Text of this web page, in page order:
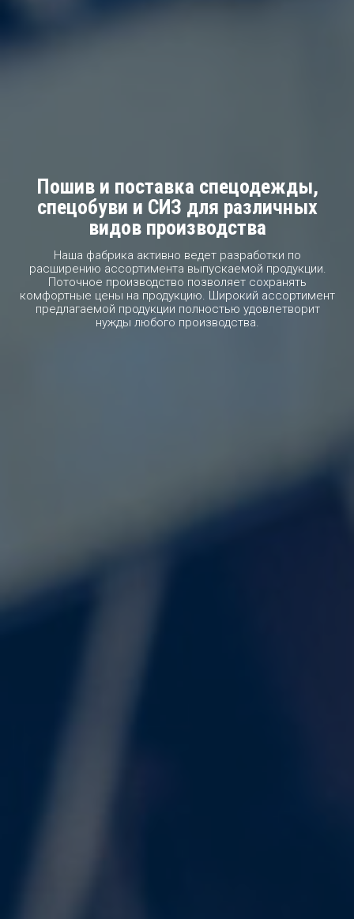
Пошив и поставка спецодежды,
спецобуви и СИЗ для различных
видов производства
Наша фабрика активно ведет разработки по
расширению ассортимента выпускаемой продукции.
Поточное производство позволяет сохранять
комфортные цены на продукцию. Широкий ассортимент
предлагаемой продукции полностью удовлетворит
нужды любого производства.